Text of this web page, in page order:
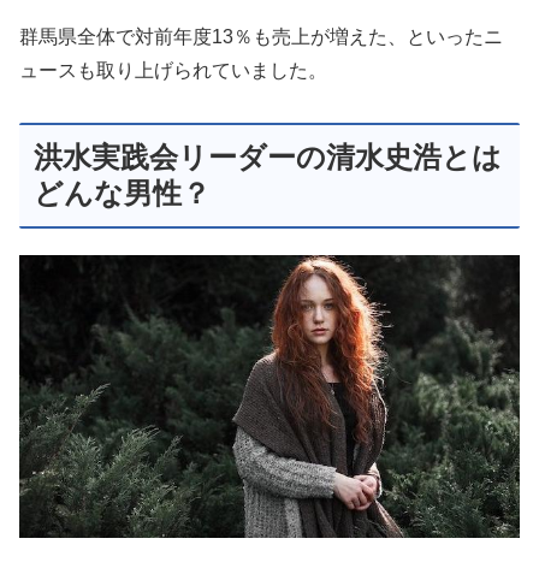
群馬県全体で対前年度13％も売上が増えた、といったニ
ュースも取り上げられていました。
洪水実践会リーダーの清水史浩とは
どんな男性？